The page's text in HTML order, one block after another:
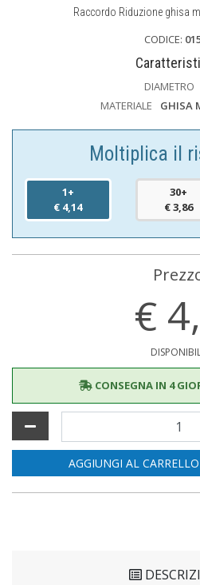
Raccordo Riduzione ghisa
CODICE:
DIAMETRO
MATERIALE
GHISA
Moltiplica il
1+
€ 4,14
30+
€ 3,86
€ 4,
CONSEGNA IN 4
AGGIUNGI AL CARRELLO